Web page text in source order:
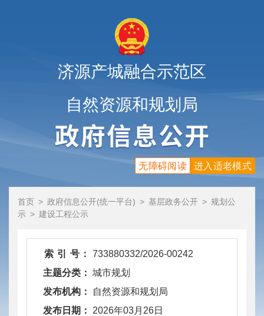
济源产城融合示范区
自然资源和规划局
进入适老模式
无障碍阅读
首页 > 政府信息公开(统一平台) > 基层政务公开 > 规划公
示 > 建设工程公示
索 引 号：
733880332/2026-00242
主题分类： 城市规划
发布机构：
自然资源和规划局
发布日期：
2026年03月26日